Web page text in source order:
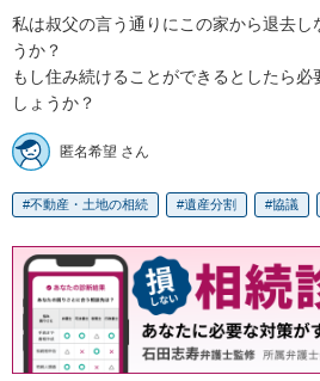
私は叔父の言う通りにこの家から退去し
うか？
もし住み続けることができるとしたら
しょうか？
匿名希望 さん
不動産・土地の相続 遺産分割 協議